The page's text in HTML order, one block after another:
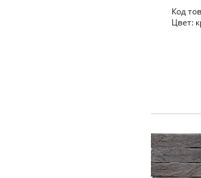
Код
Цвет: